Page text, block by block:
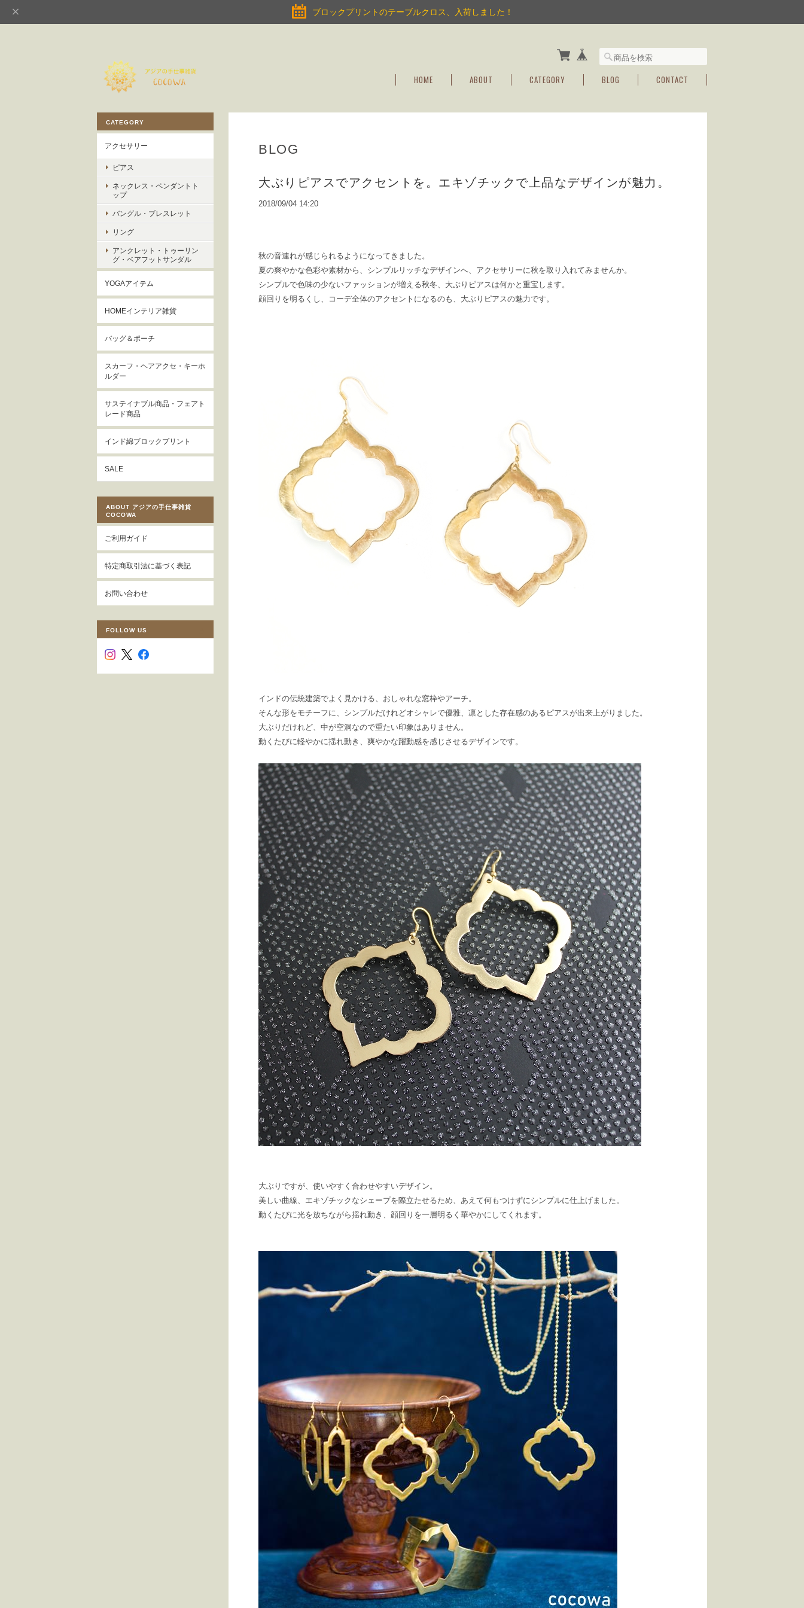
ブロックプリントのテーブルクロス、入荷しました！
HOME ABOUT CATEGORY BLOG CONTACT
BLOG
大ぶりピアスでアクセントを。エキゾチックで上品なデザインが魅力。
2018/09/04 14:20
秋の音連れが感じられるようになってきました。
夏の爽やかな色彩や素材から、シンプルリッチなデザインへ、アクセサリーに秋を取り入れてみませんか。
シンプルで色味の少ないファッションが増える秋冬、大ぶりピアスは何かと重宝します。
顔回りを明るくし、コーデ全体のアクセントになるのも、大ぶりピアスの魅力です。
インドの伝統建築でよく見かける、おしゃれな窓枠やアーチ。
そんな形をモチーフに、シンプルだけれどオシャレで優雅、凛とした存在感のあるピアスが出来上がりました。
大ぶりだけれど、中が空洞なので重たい印象はありません。
動くたびに軽やかに揺れ動き、爽やかな躍動感を感じさせるデザインです。
大ぶりですが、使いやすく合わせやすいデザイン。
美しい曲線、エキゾチックなシェープを際立たせるため、あえて何もつけずにシンプルに仕上げました。
動くたびに光を放ちながら揺れ動き、顔回りを一層明るく華やかにしてくれます。
CATEGORY
アクセサリー
ピアス
ネックレス・ペンダントト
ップ
バングル・ブレスレット
リング
アンクレット・トゥーリン
グ・ベアフットサンダル
YOGAアイテム
HOMEインテリア雑貨
バッグ＆ポーチ
スカーフ・ヘアアクセ・キーホ
ルダー
サステイナブル商品・フェアト
レード商品
インド綿ブロックプリント
SALE
ABOUT アジアの手仕事雑貨
COCOWA
ご利用ガイド
特定商取引法に基づく表記
お問い合わせ
FOLLOW US